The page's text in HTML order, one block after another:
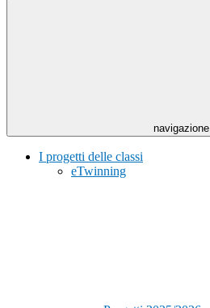
navigazione
I progetti delle classi
eTwinning